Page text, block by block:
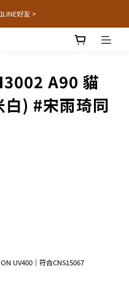
好友 >
A90 貓
) #宋雨琦同
UV400│符合CNS15067